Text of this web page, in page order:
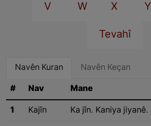
V W X Y
Tevahî
Navên Kuran Navên Keçan
# Nav Mane
1 Kajîn Ka jîn. Kaniya jiyanê.